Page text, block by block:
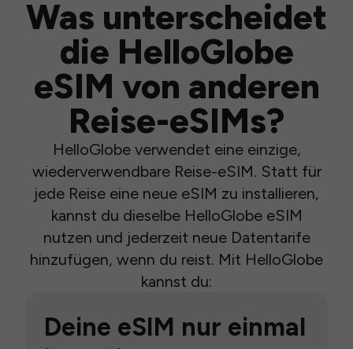
Was unterscheidet
die HelloGlobe
eSIM von anderen
Reise-eSIMs?
HelloGlobe verwendet eine einzige,
wiederverwendbare Reise-eSIM. Statt für
jede Reise eine neue eSIM zu installieren,
kannst du dieselbe HelloGlobe eSIM
nutzen und jederzeit neue Datentarife
hinzufügen, wenn du reist. Mit HelloGlobe
kannst du:
Deine eSIM nur einmal